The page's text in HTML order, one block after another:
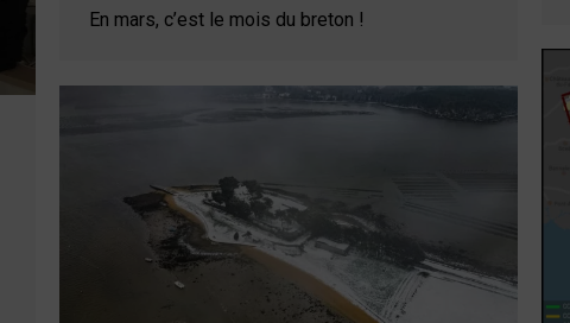
En mars, c’est le mois du breton !